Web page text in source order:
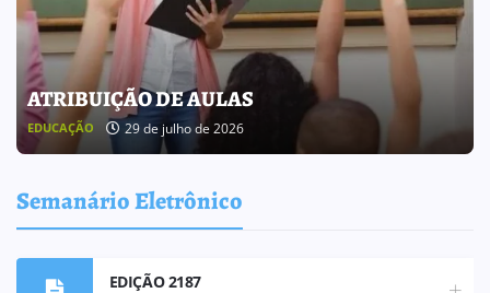
BOLETIM INFORMATIVO 238
BOLETIM INFORMATIVO 25 de julho de 2026
Semanário Eletrônico
EDIÇÃO 2187